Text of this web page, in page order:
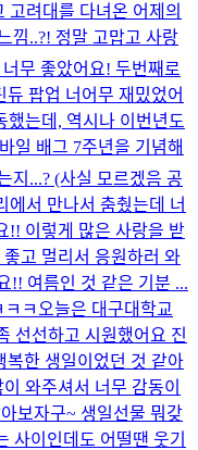
고려대를 다녀온 어제의
낌..?! 정말 고맙고 사랑
무 좋았어요! 두번째로
팝업 너어무 재밌었어
했는데, 역시나 이번년도
일 배그 7주년을 기념해
지...? (사실 모르겠음 공
서 만나서 춤췄는데 너
!! 이렇게 많은 사랑을 받
고 멀리서 응원하러 와
!! 여름인 것 같은 기분 ...
ㅋ 오늘은 대구대학교
선선하고 시원했어요 진
복한 생일이었던 것 같아
와주셔서 너무 감동이
보자구~ 생일선물 뭐갖
사이인데도 어떨땐 웃기